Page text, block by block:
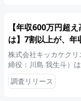
【年収600万円超
は】7割以上が、年
日・休日問わず「
アアップに直結す
株式会社キッカケク
締役：川島 我生斗）
対象に、高年収エンジ
ましたので、お知らせ
調査リリース